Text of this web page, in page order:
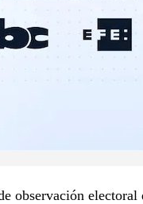
observación electoral